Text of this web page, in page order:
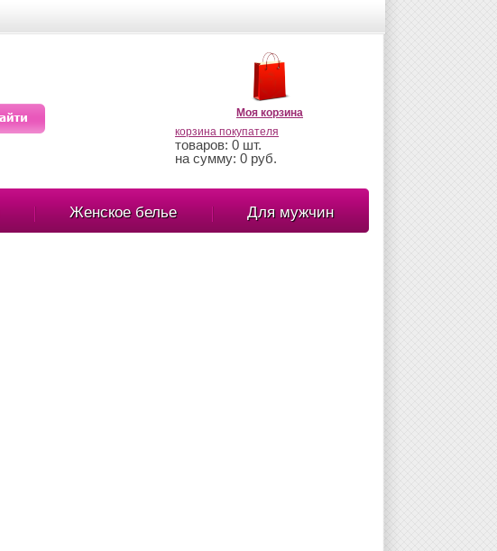
Моя корзина
корзина покупателя
товаров: 0 шт.
на сумму: 0 руб.
Женское белье Для мужчин